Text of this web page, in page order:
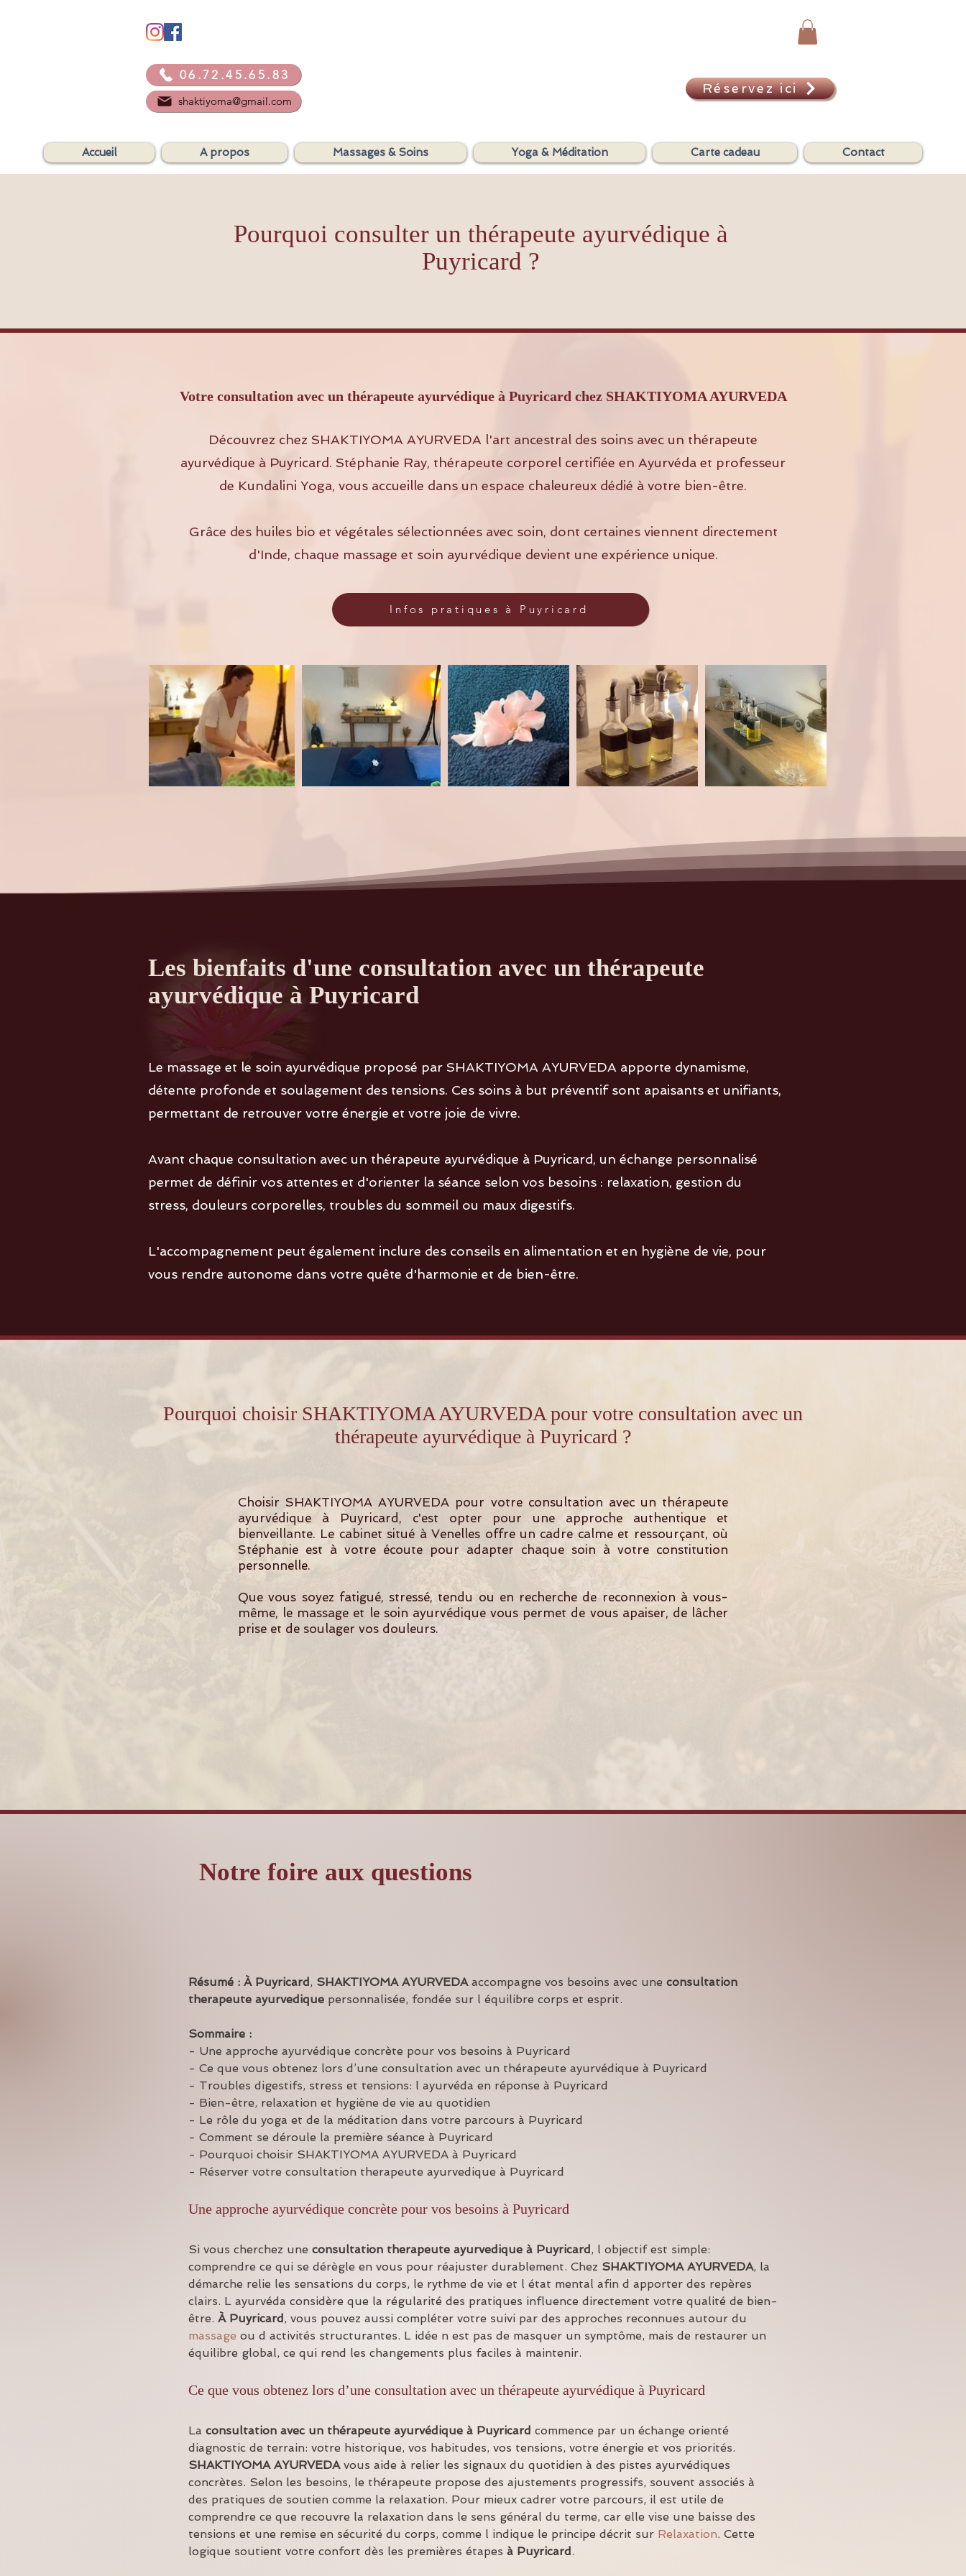
06.72.45.65.83
shaktiyoma@gmail.com
SHAKTIYOMA
AYURVEDA
Réservez ici
Accueil A propos Massages & Soins Yoga & Méditation Carte cadeau Contact
Pourquoi consulter un thérapeute ayurvédique à
Puyricard ?
Votre consultation avec un thérapeute ayurvédique à Puyricard chez SHAKTIYOMA AYURVEDA
Découvrez chez SHAKTIYOMA AYURVEDA l'art ancestral des soins avec un thérapeute
ayurvédique à Puyricard. Stéphanie Ray, thérapeute corporel certifiée en Ayurvéda et professeur
de Kundalini Yoga, vous accueille dans un espace chaleureux dédié à votre bien-être.
Grâce des huiles bio et végétales sélectionnées avec soin, dont certaines viennent directement
d'Inde, chaque massage et soin ayurvédique devient une expérience unique.
Infos pratiques à Puyricard
Les bienfaits d'une consultation avec un thérapeute
ayurvédique à Puyricard
Le massage et le soin ayurvédique proposé par SHAKTIYOMA AYURVEDA apporte dynamisme,
détente profonde et soulagement des tensions. Ces soins à but préventif sont apaisants et unifiants,
permettant de retrouver votre énergie et votre joie de vivre.
Avant chaque consultation avec un thérapeute ayurvédique à Puyricard, un échange personnalisé
permet de définir vos attentes et d'orienter la séance selon vos besoins : relaxation, gestion du
stress, douleurs corporelles, troubles du sommeil ou maux digestifs.
L'accompagnement peut également inclure des conseils en alimentation et en hygiène de vie, pour
vous rendre autonome dans votre quête d'harmonie et de bien-être.
Pourquoi choisir SHAKTIYOMA AYURVEDA pour votre consultation avec un
thérapeute ayurvédique à Puyricard ?
Choisir SHAKTIYOMA AYURVEDA pour votre consultation avec un thérapeute
ayurvédique à Puyricard, c'est opter pour une approche authentique et
bienveillante. Le cabinet situé à Venelles offre un cadre calme et ressourçant, où
Stéphanie est à votre écoute pour adapter chaque soin à votre constitution
personnelle.
Que vous soyez fatigué, stressé, tendu ou en recherche de reconnexion à vous-
même, le massage et le soin ayurvédique vous permet de vous apaiser, de lâcher
prise et de soulager vos douleurs.
SHAKTIYOMA
Notre foire aux questions
Résumé : À Puyricard, SHAKTIYOMA AYURVEDA accompagne vos besoins avec une consultation
therapeute ayurvedique personnalisée, fondée sur l équilibre corps et esprit.
Sommaire :
- Une approche ayurvédique concrète pour vos besoins à Puyricard
- Ce que vous obtenez lors d’une consultation avec un thérapeute ayurvédique à Puyricard
- Troubles digestifs, stress et tensions: l ayurvéda en réponse à Puyricard
- Bien-être, relaxation et hygiène de vie au quotidien
- Le rôle du yoga et de la méditation dans votre parcours à Puyricard
- Comment se déroule la première séance à Puyricard
- Pourquoi choisir SHAKTIYOMA AYURVEDA à Puyricard
- Réserver votre consultation therapeute ayurvedique à Puyricard
Une approche ayurvédique concrète pour vos besoins à Puyricard
Si vous cherchez une consultation therapeute ayurvedique à Puyricard, l objectif est simple:
comprendre ce qui se dérègle en vous pour réajuster durablement. Chez SHAKTIYOMA AYURVEDA, la
démarche relie les sensations du corps, le rythme de vie et l état mental afin d apporter des repères
clairs. L ayurvéda considère que la régularité des pratiques influence directement votre qualité de bien-
être. À Puyricard, vous pouvez aussi compléter votre suivi par des approches reconnues autour du
massage ou d activités structurantes. L idée n est pas de masquer un symptôme, mais de restaurer un
équilibre global, ce qui rend les changements plus faciles à maintenir.
Ce que vous obtenez lors d’une consultation avec un thérapeute ayurvédique à Puyricard
La consultation avec un thérapeute ayurvédique à Puyricard commence par un échange orienté
diagnostic de terrain: votre historique, vos habitudes, vos tensions, votre énergie et vos priorités.
SHAKTIYOMA AYURVEDA vous aide à relier les signaux du quotidien à des pistes ayurvédiques
concrètes. Selon les besoins, le thérapeute propose des ajustements progressifs, souvent associés à
des pratiques de soutien comme la relaxation. Pour mieux cadrer votre parcours, il est utile de
comprendre ce que recouvre la relaxation dans le sens général du terme, car elle vise une baisse des
tensions et une remise en sécurité du corps, comme l indique le principe décrit sur Relaxation. Cette
logique soutient votre confort dès les premières étapes à Puyricard.